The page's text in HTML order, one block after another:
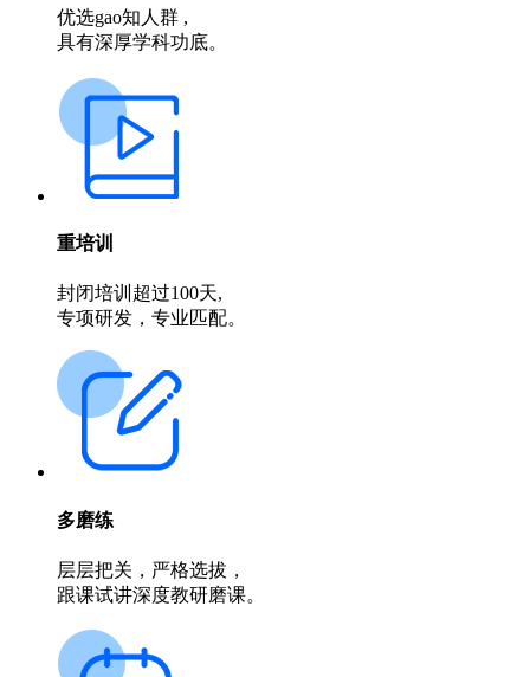
优选gao知人群 ,
具有深厚学科功底。
重培训
封闭培训超过100天,
专项研发，专业匹配。
多磨练
层层把关，严格选拔，
跟课试讲深度教研磨课。